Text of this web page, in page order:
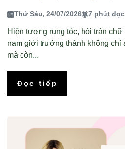
Thứ Sáu, 24/07/2026 7 phút đọc
Hiện tượng rụng tóc, hói trán
nam giới trưởng thành không chỉ
mà còn...
Đọc tiếp